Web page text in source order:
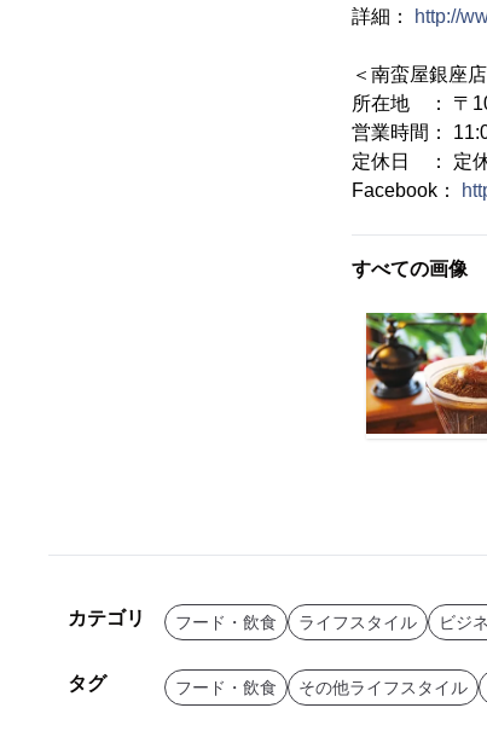
詳細： http://
＜南蛮屋銀座店
所在地 ： 〒
営業時間：
定休日 ： 定
Facebook：
すべての画像
カテゴリ フード・飲食 ライフスタイル ビジ
タグ フード・飲食 その他ライフスタイル